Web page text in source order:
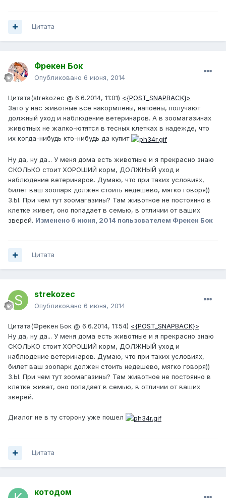
Цитата
Фрекен Бок
Опубликовано 6 июня, 2014
Цитата(strekozec @ 6.6.2014, 11:01) <{POST_SNAPBACK}>
Зато у нас животные все накормлены, напоены, получают
должный уход и наблюдение ветеринаров. А в зоомагазинах
животных не жалко-ютятся в тесных клетках в надежде, что
их когда-нибудь кто-нибудь да купит
Ну да, ну да... У меня дома есть животные и я прекрасно знаю
СКОЛЬКО стоит ХОРОШИЙ корм, ДОЛЖНЫЙ уход и
наблюдение ветеринаров. Думаю, что при таких условиях,
билет ваш зоопарк должен стоить недешево, мягко говоря))
З.Ы. При чем тут зоомагазины? Там животное не постоянно в
клетке живет, оно попадает в семью, в отличии от ваших
зверей. Изменено 6 июня, 2014 пользователем Фрекен Бок
Цитата
strekozec
Опубликовано 6 июня, 2014
Цитата(Фрекен Бок @ 6.6.2014, 11:54) <{POST_SNAPBACK}>
Ну да, ну да... У меня дома есть животные и я прекрасно знаю
СКОЛЬКО стоит ХОРОШИЙ корм, ДОЛЖНЫЙ уход и
наблюдение ветеринаров. Думаю, что при таких условиях,
билет ваш зоопарк должен стоить недешево, мягко говоря))
З.Ы. При чем тут зоомагазины? Там животное не постоянно в
клетке живет, оно попадает в семью, в отличии от ваших
зверей.
Диалог не в ту сторону уже пошел
Цитата
котодом